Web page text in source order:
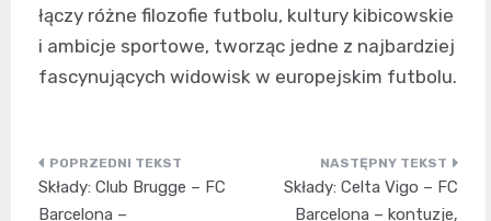
łączy różne filozofie futbolu, kultury kibicowskie
i ambicje sportowe, tworząc jedne z najbardziej
fascynujących widowisk w europejskim futbolu.
Nawigacja
Składy: Club Brugge – FC
Barcelona –
Składy: Celta Vigo – FC
Barcelona – kontuzje,